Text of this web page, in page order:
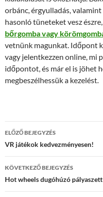
orbánc, érgyulladás,
hasonló tüneteket vesz
bőrgomba vagy
vetnünk magunkat. Időpont
vagy jelentkezzen online, mi
időpontot, és már el is jöhet
megbeszélhessük a kezelést.
Bejegyzés
navigáció
ELŐZŐ BEJEGYZÉS
VR játékok kedvezményesen!
KÖVETKEZŐ BEJEGYZÉS
Hot wheels dugóhúzó pályaszett